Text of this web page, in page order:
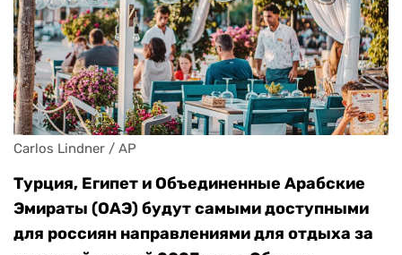
Carlos Lindner / AP
Турция, Египет и Объединенные Арабские
Эмираты (ОАЭ) будут самыми доступными
для россиян направлениями для отдыха за